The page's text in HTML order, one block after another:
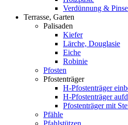
Verdünnung &
Terrasse, Garten
Palisaden
Kiefer
Lärche, Douglasie
Eiche
Robinie
Pfosten
Pfostenträger
H-Pfostenträger
H-Pfostenträger
Pfostenträger mit
Pfähle
Pfahlstützen